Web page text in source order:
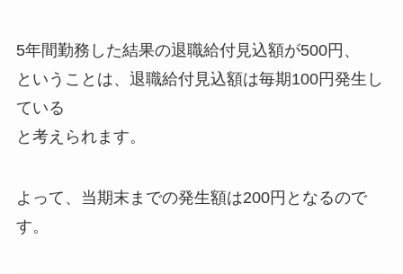
5年間勤務した結果の退職給付見込額が500円、
ということは、 退職給付見込額は毎期100円発生し
ている
と考えられます。
よって、 当期末までの発生額は200円 となるので
す。